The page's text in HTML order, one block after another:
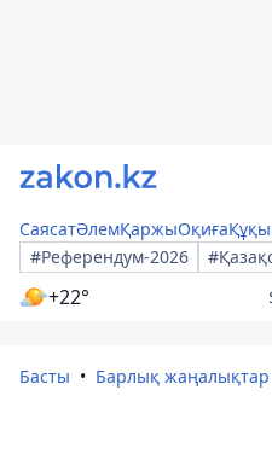
СаясатӘлемҚаржыОқиға
#Референдум-2026
+22°
Басты Барлық жаңалықтар